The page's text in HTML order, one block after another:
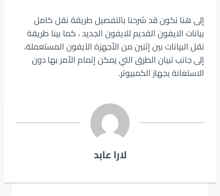
إلى هنا نكون قد شرحنا بالتفصيل طريقة نقل كامل
بيانات الايفون القديم للايفون الجديد ، كما بينا طريقة
نقل البيانات بين إثنين من الأجهزة الآيفون المستعملة،
إلى جانب تبيان الطرق التي يمكن إتمام الأمر بها دون
الاستعانة بجهاز الكمبيوتر.
لارا عابد